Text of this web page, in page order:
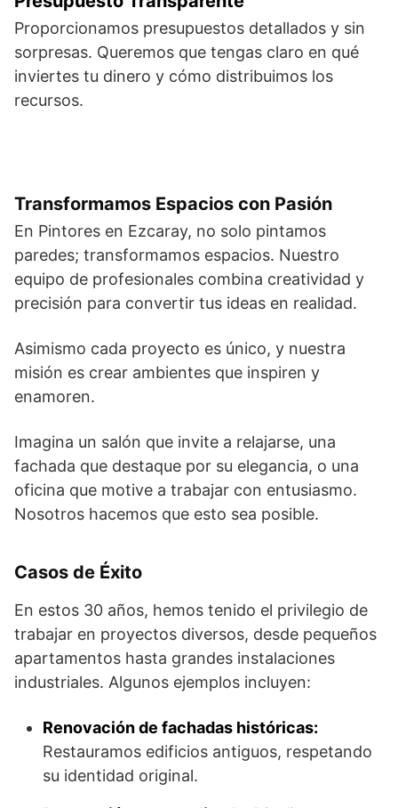
Proporcionamos presupuestos detallados y sin
sorpresas. Queremos que tengas claro en qué
inviertes tu dinero y cómo distribuimos los
recursos.
Transformamos Espacios con Pasión
En Pintores en Ezcaray, no solo pintamos
paredes; transformamos espacios. Nuestro
equipo de profesionales combina creatividad y
precisión para convertir tus ideas en realidad.
Asimismo cada proyecto es único, y nuestra
misión es crear ambientes que inspiren y
enamoren.
Imagina un salón que invite a relajarse, una
fachada que destaque por su elegancia, o una
oficina que motive a trabajar con entusiasmo.
Nosotros hacemos que esto sea posible.
Casos de Éxito
En estos 30 años, hemos tenido el privilegio de
trabajar en proyectos diversos, desde pequeños
apartamentos hasta grandes instalaciones
industriales. Algunos ejemplos incluyen:
Renovación de fachadas históricas:
Restauramos edificios antiguos, respetando
su identidad original.